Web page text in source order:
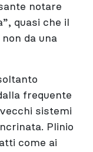
notare
quasi che il
da una
frequente
sistemi
Plinio
come ai